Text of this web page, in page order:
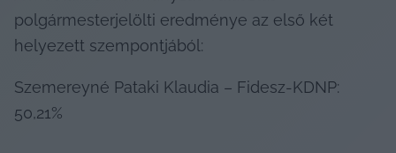
polgármesterjelölti eredménye az első két
helyezett szempontjából:
Szemereyné Pataki Klaudia – Fidesz-KDNP:
50,21%